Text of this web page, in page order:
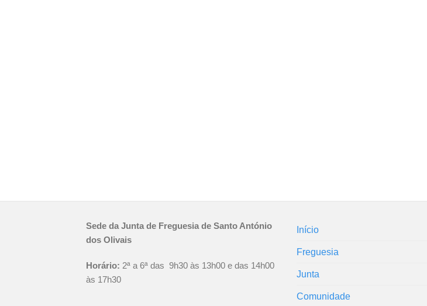
Sede da Junta de Freguesia de Santo António
dos Olivais
Horário: 2ª a 6ª das 9h30 às 13h00 e das 14h00
às 17h30
Início
Freguesia
Junta
Comunidade